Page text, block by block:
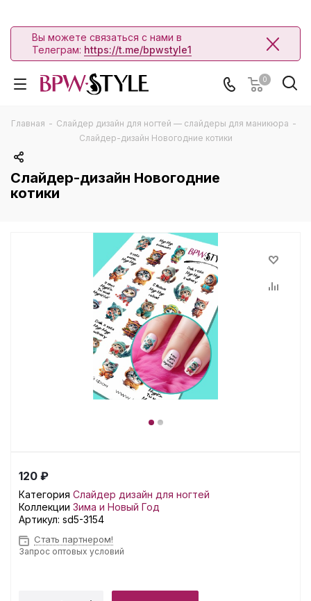
Вы можете связаться с нами в
Телеграм: https://t.me/bpwstyle1
0
Главная - Слайдер дизайн для ногтей — слайдеры для маникюра -
Слайдер-дизайн Новогодние котики
Слайдер-дизайн Новогодние
котики
120 ₽
Категория Слайдер дизайн для ногтей
Коллекции Зима и Новый Год
Артикул: sd5-3154
Стать партнером!
Запрос оптовых условий